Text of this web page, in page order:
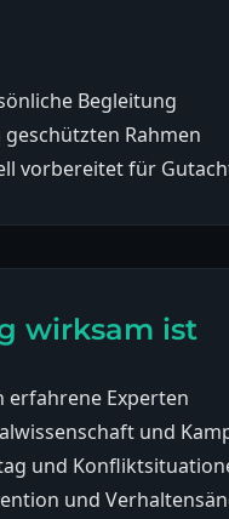
Begleitung
Rahmen
vorbereitet für
wirksam ist
erfahrene Experten
und
und
und